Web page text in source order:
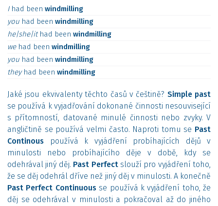
I had been windmilling
you had been windmilling
he|she|it had been windmilling
we had been windmilling
you had been windmilling
they had been windmilling
Jaké jsou ekvivalenty těchto časů v češtině? Simple past
se používá k vyjadřování dokonané činnosti nesouvisející
s přítomností, datované minulé činnosti nebo zvyky. V
angličtině se používá velmi často. Naproti tomu se Past
Continous používá k vyjádření probíhajících dějů v
minulosti nebo probíhajícího děje v době, kdy se
odehrával jiný děj. Past Perfectslouží pro vyjádření toho,
že se děj odehrál dříve než jiný děj v minulosti. A konečně
Past Perfect Continuousse používá k vyjádření toho, že
děj se odehrával v minulosti a pokračoval až do jiného